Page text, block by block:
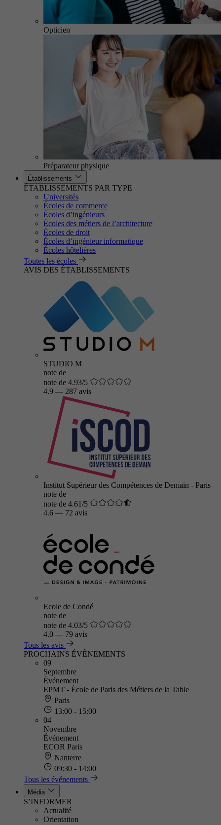
Opticien
Préparateur physique
Établissements
ÉTABLISSEMENTS PAR TYPE
Universités
Écoles de commerce
Écoles d’ingénieurs
Écoles des métiers de l’architecture
Écoles de droit
Écoles d’ingénieur informatique
Écoles hôtelières
Toutes les écoles
AVIS DES ÉTABLISSEMENTS
STUDIO M
note de
note de 4.93/5
4.9 — 287 avis
Institut Supérieur des Compétences de Demain - Paris
note de
note de 4.61/5
4.6 — 72 avis
Ecole de Condé
note de
note de 4.03/5
4.0 — 79 avis
Tous les avis
PROCHAINS ÉVÈNEMENTS
09
Septembre
Événement
EPMT - École de Paris des Métiers de la Table
Paris
13:00 - 15:00
04
Novembre
Événement
ECOR Paris
Nanterre
09:30 - 14:00
Tous les événements
Média
S’INFORMER
Actualité
Orientation